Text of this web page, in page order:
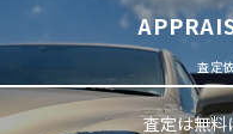
査定
査定は無料